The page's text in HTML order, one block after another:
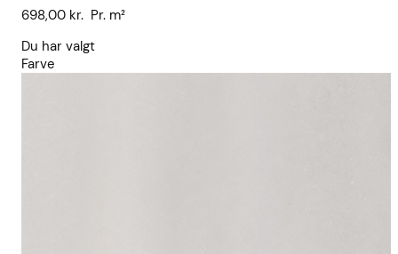
698,00 kr. Pr. m²
Du har valgt
Farve